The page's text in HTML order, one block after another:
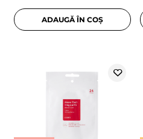
ADAUGĂ ÎN COȘ